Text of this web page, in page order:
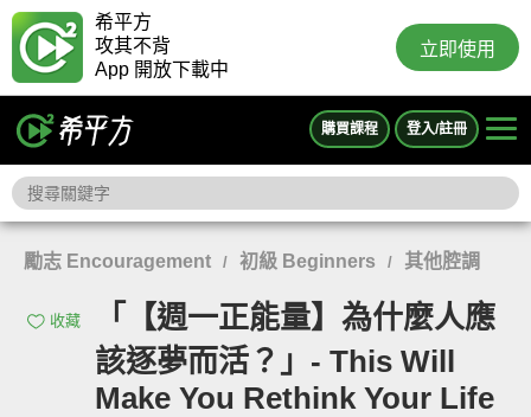
希平方
攻其不背
App 開放下載中
立即使用
購買課程 登入/註冊
勵志 Encouragement / 初級 Beginners / 其他腔調
收藏
「【週一正能量】為什麼人應
該逐夢而活？」- This Will
Make You Rethink Your Life